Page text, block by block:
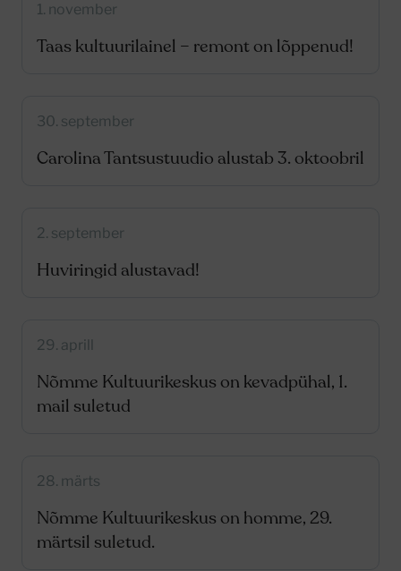
1. november
Taas kultuurilainel – remont on lõppenud!
30. september
Carolina Tantsustuudio alustab 3. oktoobril
2. september
Huviringid alustavad!
29. aprill
Nõmme Kultuurikeskus on kevadpühal, 1.
mail suletud
28. märts
Nõmme Kultuurikeskus on homme, 29.
märtsil suletud.